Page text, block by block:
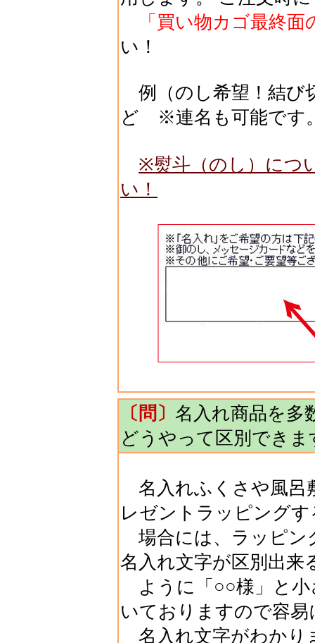
「買い物カゴ最終面
い！
例（のし希望！結び
ど ※連名も可能です
※熨斗（のし）につ
い！
〔問〕 名入れ商品を多
どうやって区別できま
名入れふくさや風呂
レゼントラッピングす
場合には、ラッピン
名入れ文字が区別出来
ように「○○様」と小
いておりますので容易
名入れ文字がわかり